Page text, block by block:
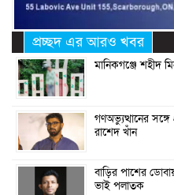
প্রচ্ছদ এর আরও খবর
মানিকগঞ্জে শহীদ
গণঅভ্যুত্থানের
রাশেদ খাঁন
বাড়ির পাশের
ভাই পলাতক